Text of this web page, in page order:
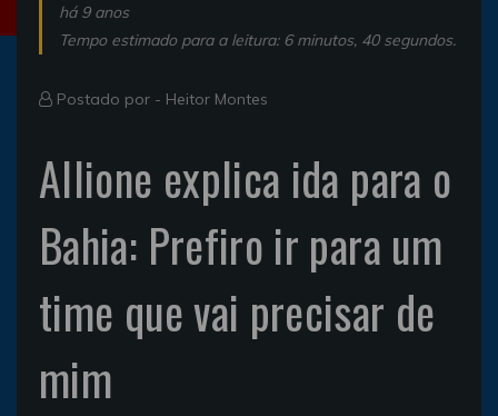
há 9 anos
Tempo estimado para a leitura: 6 minutos, 40 segundos.
Postado por - Heitor Montes
Allione explica ida para o
Bahia: Prefiro ir para um
time que vai precisar de
mim